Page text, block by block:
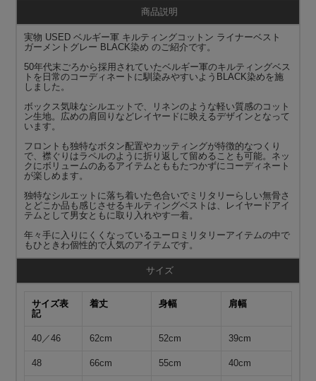
商品説明
実物 USED ベルギー軍 キルティングコットン ライナーベスト
ガーメントグレー BLACK染め のご紹介です。
50年代末ごろから採用されていたベルギー軍のキルティングベス
トを日常のコーディネートに馴染みやすいようBLACK染めを施
しました。
ボックス気味なシルエットで、リネンのような軽い質感のコット
ン生地。広めの肩回りなどレイヤードに映えるデザインとなって
います。
フロントも独特なボタン配置やカッティングが特徴的なつくり
で、襟ぐりはラペルのように折り返して留めることも可能。ネッ
クにボリュームのあるアイテムとももたつかずにコーディネート
が楽しめます。
独特なシルエットに落ち着いた色合いでミリタリーらしい無骨さ
とどこか品も感じさせるキルティングベストは、レイヤードアイ
テムとして男女ともに取り入れやす一着。
年々手に入りにくくなっているユーロミリタリーアイテムの中で
もひときわ個性的で人気のアイテムです。
サイズ
サイズ表
記
着丈 身幅 肩幅
40／46 62cm 52cm 39cm
48 66cm 55cm 40cm